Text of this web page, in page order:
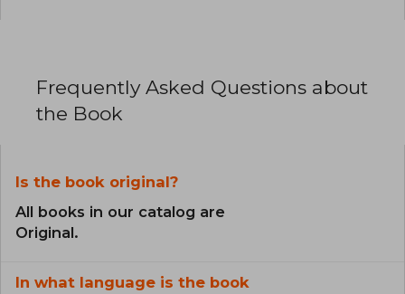
Frequently Asked Questions about
the Book
Is the book original?
All books in our catalog are
Original.
In what language is the book